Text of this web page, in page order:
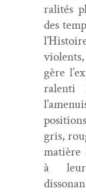
ral­ités
des
gère
ralen­ti
gris,
matière
à